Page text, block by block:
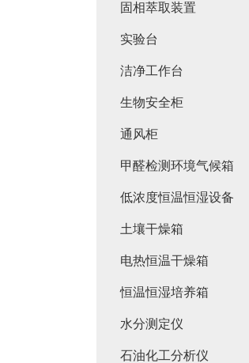
固相萃取装置
实验台
洁净工作台
生物安全柜
通风柜
甲醛检测环境气候箱
低浓度恒温恒湿设备
土壤干燥箱
电热恒温干燥箱
恒温恒湿培养箱
水分测定仪
石油化工分析仪